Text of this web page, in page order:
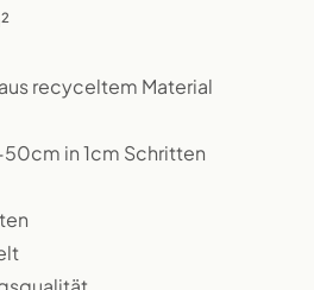
recyceltem Material
in 1cm Schritten